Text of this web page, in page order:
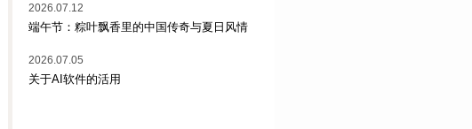
2026.07.12
端午节：粽叶飘香里的中国传奇与夏日风情
2026.07.05
关于AI软件的活用